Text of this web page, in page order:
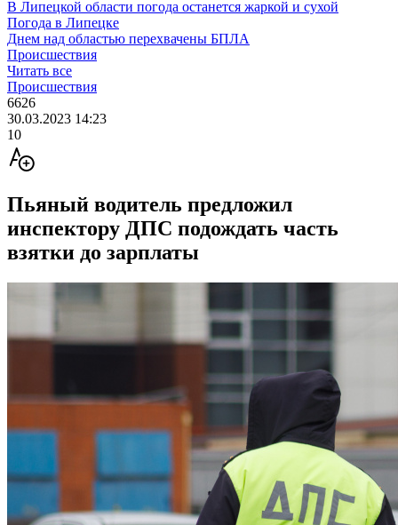
В Липецкой области погода останется жаркой и сухой
Погода в Липецке
Днем над областью перехвачены БПЛА
Происшествия
Читать все
Происшествия
6626
30.03.2023 14:23
10
Пьяный водитель предложил
инспектору ДПС подождать часть
взятки до зарплаты